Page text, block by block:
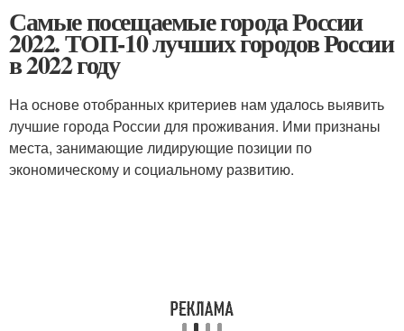
Самые посещаемые города России
2022. ТОП-10 лучших городов России
в 2022 году
На основе отобранных критериев нам удалось выявить
лучшие города России для проживания. Ими признаны
места, занимающие лидирующие позиции по
экономическому и социальному развитию.